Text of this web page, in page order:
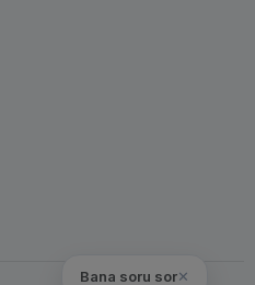
Bana soru sor✕